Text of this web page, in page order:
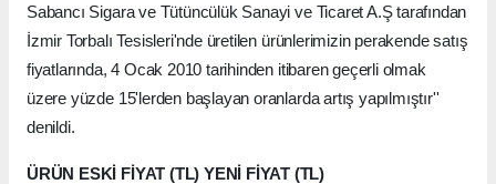
Sabancı Sigara ve Tütüncülük Sanayi ve Ticaret A.Ş tarafından
İzmir Torbalı Tesisleri'nde üretilen ürünlerimizin perakende satış
fiyatlarında, 4 Ocak 2010 tarihinden itibaren geçerli olmak
üzere yüzde 15'lerden başlayan oranlarda artış yapılmıştır''
denildi.
ÜRÜN ESKİ FİYAT (TL) YENİ FİYAT (TL)